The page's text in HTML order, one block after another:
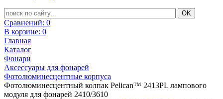
Сравнений: 0
В корзине: 0
Главная
Каталог
Фонари
Аксессуары для фонарей
Фотолюминесцентные корпуса
Фотолюминесцентный колпак Pelican™ 2413PL лампового
модуля для фонарей 2410/3610